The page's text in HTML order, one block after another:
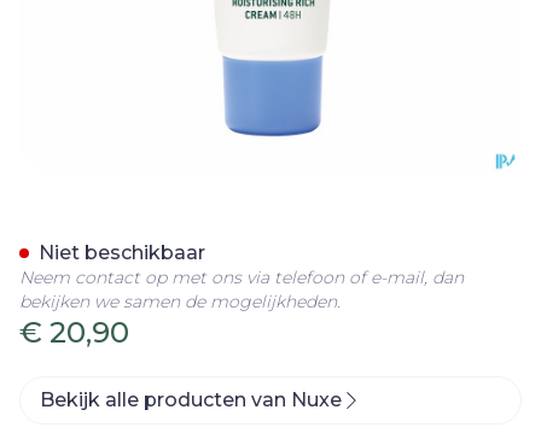
€ 20,90
Niet beschikbaar
Neem contact op met ons via telefoon of e-mail, dan
bekijken we samen de mogelijkheden.
Bekijk alle producten van Nuxe